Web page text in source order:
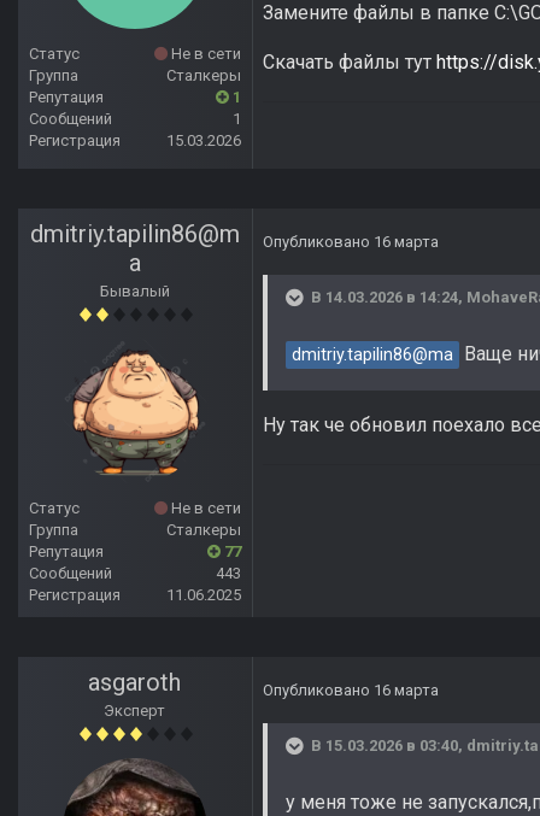
Статус
Не в сети
Группа
Сталкеры
Репутация
1
Сообщений
1
Регистрация
15.03.2026
Замените файлы в папке
Скачать файлы тут https://
dmitriy.tapilin86@m
a
Бывалый
Статус
Не в сети
Группа
Сталкеры
Репутация
77
Сообщений
443
Регистрация
11.06.2025
Опубликовано 16 марта
В 14.03.2026 в 14:24,
dmitriy.tapilin86@ma Ваще
Ну так че обновил поехало
asgaroth
Эксперт
Опубликовано 16 марта
В 15.03.2026 в 03:40,
у меня тоже не